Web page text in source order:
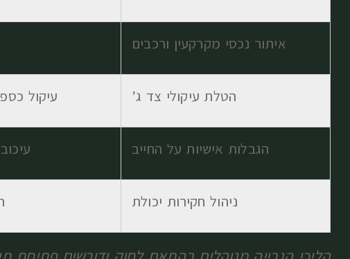
איתור נכסי מקרקעין ורכבים
הטלת עיקולי צד ג’ עיקול
הגבלות אישיות על החייב
ניהול חקירות יכולת